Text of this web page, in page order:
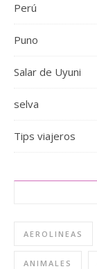
Perú
Puno
Salar de Uyuni
selva
Tips viajeros
AEROLINEAS
ANIMALES